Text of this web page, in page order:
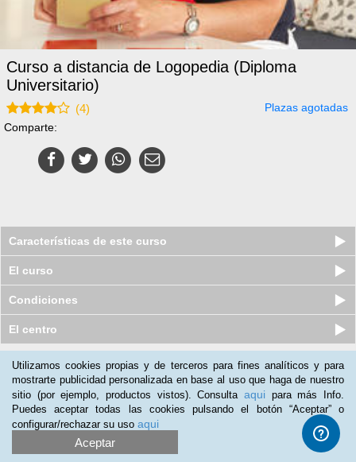
Curso a distancia de Logopedia (Diploma
Universitario)
(4)
Plazas agotadas
Comparte:
Características de este curso
El curso
Condiciones
El centro
Nuestros clientes opinan:
Rocío Santamaría(20-09-2019)
El curso es fácil y rápido de acabar. Hay partes demasiado
técnicas para mi gusto qie hacen algo densa la lectura, pero por
lo demás, estoy muy contenta con el curso.
Utilizamos cookies propias y de terceros para fines analíticos y para
mostrarte publicidad personalizada en base al uso que haga de nuestro
sitio (por ejemplo, productos vistos). Consulta aqui para más Info.
Puedes aceptar todas las cookies pulsando el botón “Aceptar” o
configurar/rechazar su uso aqui
Aceptar